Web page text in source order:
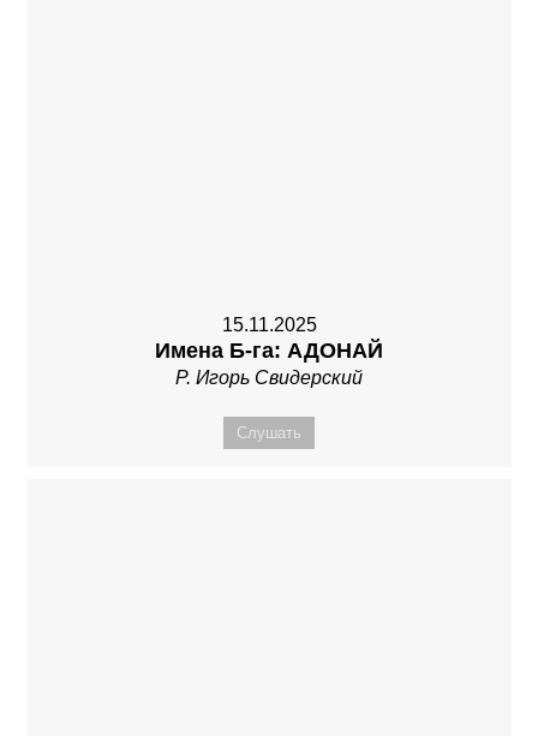
15.11.2025
Имена Б-га: АДОНАЙ
Р. Игорь Свидерский
Слушать